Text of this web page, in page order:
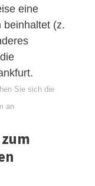
eine
beinhaltet (z.
Sie sich die
an